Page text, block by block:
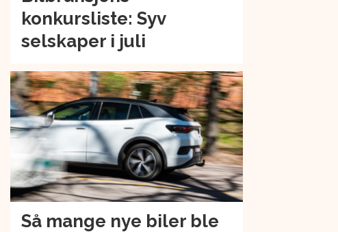
konkursliste: Syv
selskaper i juli
Så mange nye biler ble